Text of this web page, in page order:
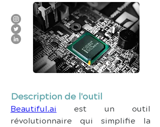
Description de l'outil
Beautiful.ai est un outil
révolutionnaire qui simplifie la